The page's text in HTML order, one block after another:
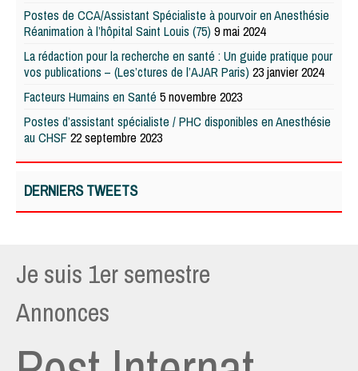
Postes de CCA/Assistant Spécialiste à pourvoir en Anesthésie
Réanimation à l’hôpital Saint Louis (75) 9 mai 2024
La rédaction pour la recherche en santé : Un guide pratique pour
vos publications – (Les’ctures de l’AJAR Paris) 23 janvier 2024
Facteurs Humains en Santé 5 novembre 2023
Postes d’assistant spécialiste / PHC disponibles en Anesthésie
au CHSF 22 septembre 2023
DERNIERS TWEETS
Je suis 1er semestre
Annonces